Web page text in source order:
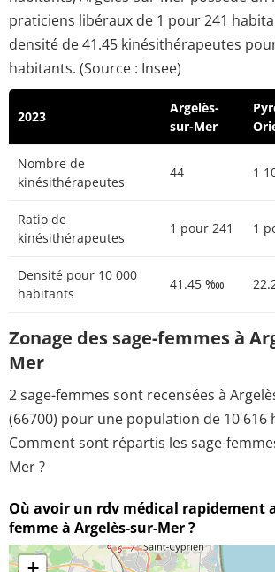
praticiens libéraux de 1 pour 241
densité de 41.45 kinésithérapeutes
habitants. (Source : Insee)
2023
Argelès-
sur-Mer
Nombre de
kinésithérapeutes
44 1
Ratio de
kinésithérapeutes
1 pour 241 1
Densité pour 10 000
habitants
41.45 ‱
Zonage des sage-femmes à
Mer
2 sage-femmes sont recensées à
(66700) pour une population de 10 616
Comment sont répartis les sage-
Mer ?
Où avoir un rdv médical rapidement
femme à Argelès-sur-Mer ?